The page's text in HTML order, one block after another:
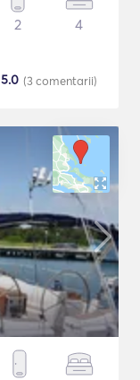
2 4
(3comentarii)
5.0